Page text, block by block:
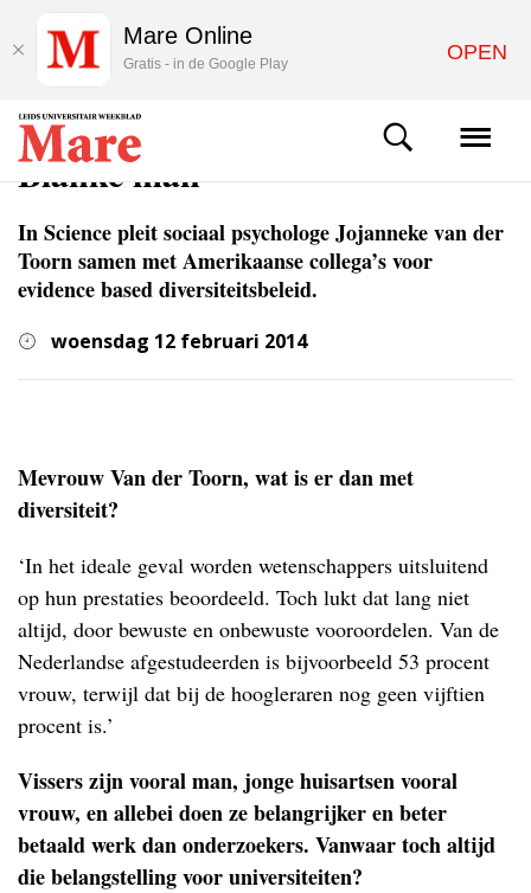
WETENSCHAP
Blanke man
In Science pleit sociaal psychologe Jojanneke van der
Toorn samen met Amerikaanse collega’s voor
evidence based diversiteitsbeleid.
woensdag 12 februari 2014
Mevrouw Van der Toorn, wat is er dan met
diversiteit?
‘In het ideale geval worden wetenschappers uitsluitend
op hun prestaties beoordeeld. Toch lukt dat lang niet
altijd, door bewuste en onbewuste vooroordelen. Van de
Nederlandse afgestudeerden is bijvoorbeeld 53 procent
vrouw, terwijl dat bij de hoogleraren nog geen vijftien
procent is.’
Vissers zijn vooral man, jonge huisartsen vooral
vrouw, en allebei doen ze belangrijker en beter
betaald werk dan onderzoekers. Vanwaar toch altijd
die belangstelling voor universiteiten?
Mare Online
Gratis - in de Google Play OPEN